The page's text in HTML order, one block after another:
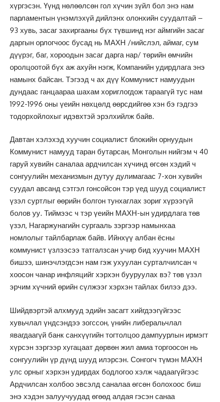
хүргэсэн. Үүнд нөлөөлсөн гол хүчин зүйл бол энэ нам
парламентын үнэмлэхүй дийлэнх олонхийн суудалтай –
93 хувь, засаг захиргааны бүх түвшинд нэг аймгийн засаг
даргын орлогчоос бусад нь МАХН /нийслэл, аймаг, сум
дүүрэг, баг, хороодын засаг дарга нар/ төрийн өмчийн
оролцоотой бүх аж ахуйн нэгж, Компанийн удирдлага энэ
намынх байсан. Тэгээд ч ах дүү Коммунист намуудын
дундаас ганцаараа шахам хориглогдож тараагүй тус нам
1992-1996 оны үеийн нөхцөлд өөрсдийгөө хэн бэ гэдгээ
тодорхойлохыг идэвхтэй эрэлхийлж байв.
Давтан хэлэхэд хуучин социалист блокийн орнуудын
Коммунист намууд таран бутарсан, Монголын нийгэм ч 40
гаруй хувийн саналаа ардчилсан хүчинд өгсөн хэдий ч
сонгуулийн механизмын дутуу дулимагаас 7-хон хувийн
суудал авсанд сэтгэл гонсойсон тэр үед шууд социалист
үзэл суртлыг өөрийн болгон тунхаглах зориг хүрээгүй
болов уу. Тиймээс ч тэр үеийн МАХН-ын удирдлага төв
үзэл, Нагаржунагийн сургааль зэргээр намынхаа
номлолыг тайлбарлаж байв. Ийнхүү албан ёсны
коммунист үзлээсээ татгалзсан учир бид хуучин МАХН
бишээ, шинэчлэгдсэн нам гэж ухуулан сурталчилсан ч
хоосон чанар инфляцийг хэрхэн бууруулах вэ? төв үзэл
эрчим хүчний өрийн сүлжээг хэрхэн тайлах билээ дээ.
Шийдвэртэй алхмууд эдийн засагт хийгдээгүйгээс
хувьчлал үндсэндээ зогссон, үнийн либеральчлал
явагдаагүй банк санхүүгийн тогтолцоо дампуурлын ирмэгт
хүрсэн зэргээр хугацаат дөрвөн жил амиа торгоосон нь
сонгуулийн үр дүнд шууд илэрсэн. Сонгогч түмэн МАХН
улс орныг хэрхэн удирдах бодлогоо хэлж чадаагүйгээс
Ардчилсан холбоо эвсэлд саналаа өгсөн болохоос биш
энэ хэдэн залуучуудад өгөөд алдая гэсэн санаа